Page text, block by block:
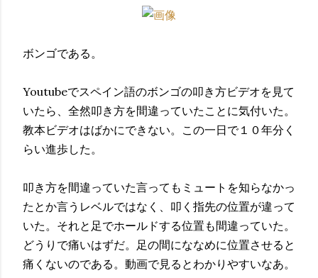
ボンゴである。
Youtubeでスペイン語のボンゴの叩き方ビデオを見て
いたら、全然叩き方を間違っていたことに気付いた。
教本ビデオはばかにできない。この一日で１０年分く
らい進歩した。
叩き方を間違っていた言ってもミュートを知らなかっ
たとか言うレベルではなく、叩く指先の位置が違って
いた。それと足でホールドする位置も間違っていた。
どうりで痛いはずだ。足の間にななめに位置させると
痛くないのである。動画で見るとわかりやすいなあ。